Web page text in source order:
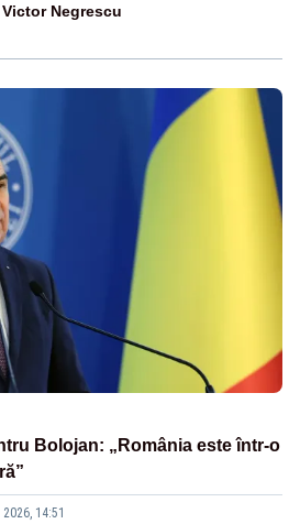
Negrescu
Bolojan: „România este într-o
14:51